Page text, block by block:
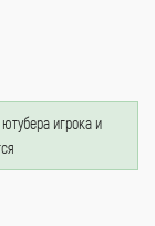
игрока и